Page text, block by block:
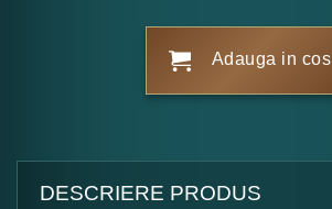
Adauga in cos
DESCRIERE PRODUS